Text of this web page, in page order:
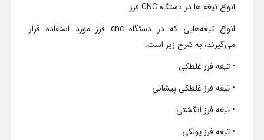
انواع تیغه ها در دستگاه CNC فرز
انواع تیغه‌هایی که در دستگاه cnc فرز مورد استفاده قرار
می‌گیرند، به شرح زیر است:
• تیغه فرز غلطکی
• تیغه فرز غلطکی پیشانی
• تیغه فرز انگشتی
• تیغه فرز پولکی